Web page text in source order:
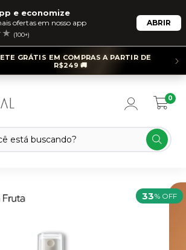
e economize
ofertas em nosso app
(100+)
ABRIR
GRÁTIS EM COMPRAS A PARTIR DE
R$249 🚚
0
33% OFF